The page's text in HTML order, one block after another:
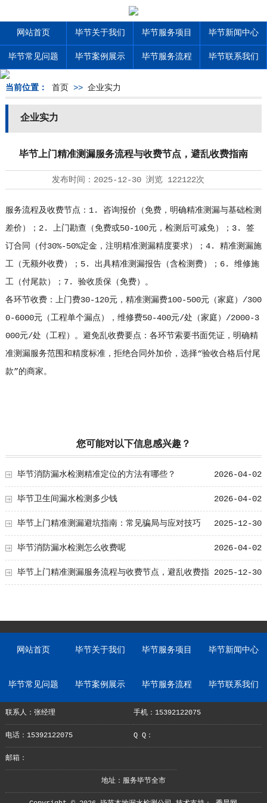
网站首页 毕节关于我们 毕节服务项目 毕节新闻中心
毕节常见问题 毕节案例展示 毕节服务流程 毕节联系我们
当前位置： 首页 >> 企业实力
企业实力
毕节上门精准测漏服务流程与收费节点，避乱收费指南
发布时间： 2025-12-30浏览 122122次
服务流程及收费节点：1. 咨询报价（免费，明确精准测漏与基础检测
差价）；2. 上门勘查（免费或50-100元，检测后可减免）；3. 签
订合同（付30%-50%定金，注明精准测漏精度要求）；4. 精准测漏施
工（无额外收费）；5. 出具精准测漏报告（含检测费）；6. 维修施
工（付尾款）；7. 验收质保（免费）。
各环节收费：上门费30-120元，精准测漏费100-500元（家庭）/300
0-6000元（工程单个漏点），维修费50-400元/处（家庭）/2000-3
000元/处（工程）。避免乱收费要点：各环节索要书面凭证，明确精
准测漏服务范围和精度标准，拒绝合同外加价，选择“验收合格后付尾
款”的商家。
您可能对以下信息感兴趣？
2026-04-02
毕节消防漏水检测精准定位的方法有哪些？
2026-04-02
毕节卫生间漏水检测多少钱
2025-12-30
毕节上门精准测漏避坑指南：常见骗局与应对技巧
2026-04-02
毕节消防漏水检测怎么收费呢
2025-12-30
毕节上门精准测漏服务流程与收费节点，避乱收费指
网站首页 毕节关于我们 毕节服务项目 毕节新闻中心
毕节常见问题 毕节案例展示 毕节服务流程 毕节联系我们
联系人：张经理 手机：15392122075
电话：15392122075 Q Q：
邮箱：
地址：服务毕节全市